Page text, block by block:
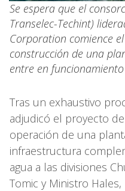
Se espera que el
Transelec-Techint)
Corporation comience
construcción de una
entre en
Tras un exhaustivo
adjudicó el proyecto
operación de una
infraestructura
agua a las divisiones
Tomic y Ministro